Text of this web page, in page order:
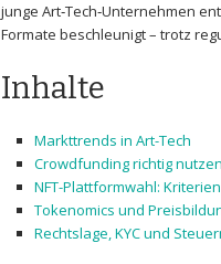
junge Art‑Tech‑Unternehmen
Formate beschleunigt – trotz
Inhalte
Markttrends‌ in‌ Art-Tech
Crowdfunding richtig nutzen
NFT-Plattformwahl: Kriterien
Tokenomics ​und
Rechtslage,⁤KYCund